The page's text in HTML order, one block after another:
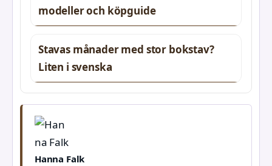
modeller och köpguide
Stavas månader med stor bokstav?
Liten i svenska
Hanna Falk